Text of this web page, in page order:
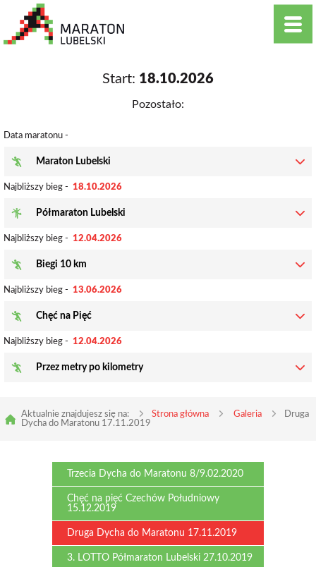
Start: 18.10.2026
Pozostało:
Data maratonu -
Maraton Lubelski
Najbliższy bieg - 18.10.2026
Półmaraton Lubelski
Najbliższy bieg - 12.04.2026
Biegi 10 km
Najbliższy bieg - 13.06.2026
Chęć na Pięć
Najbliższy bieg - 12.04.2026
Przez metry po kilometry
Aktualnie znajdujesz się na: Strona główna Galeria
Druga
Dycha do Maratonu 17.11.2019
Trzecia Dycha do Maratonu 8/9.02.2020
Chęć na pięć Czechów Południowy
15.12.2019
Druga Dycha do Maratonu 17.11.2019
3. LOTTO Półmaraton Lubelski 27.10.2019